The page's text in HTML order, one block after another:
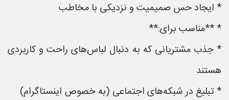
* ایجاد حس صمیمیت و نزدیکی با مخاطب
* **مناسب برای:**
* جذب مشتریانی که به دنبال لباس‌های راحت و کاربردی
هستند
* تبلیغ در شبکه‌های اجتماعی (به خصوص اینستاگرام)